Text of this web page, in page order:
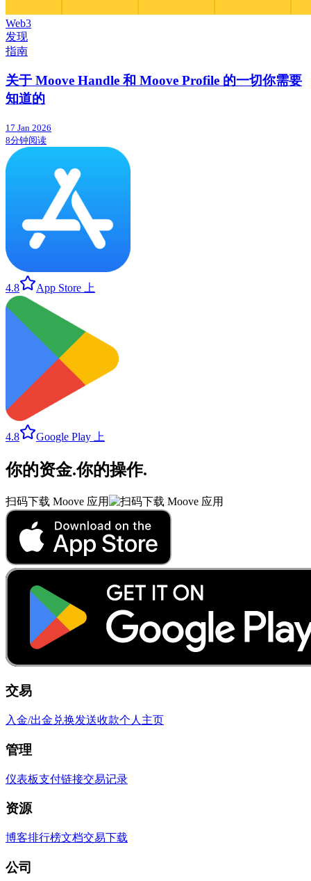
Web3
发现
指南
关于 Moove Handle 和 Moove Profile 的一切你需要
知道的
17 Jan 2026
8分钟阅读
4.8 App Store 上
4.8 Google Play 上
你的资金.你的操作.
扫码下载 Moove 应用
交易
入金/出金 兑换发送收款个人主页
管理
仪表板支付链接交易记录
资源
博客排行榜文档交易下载
公司